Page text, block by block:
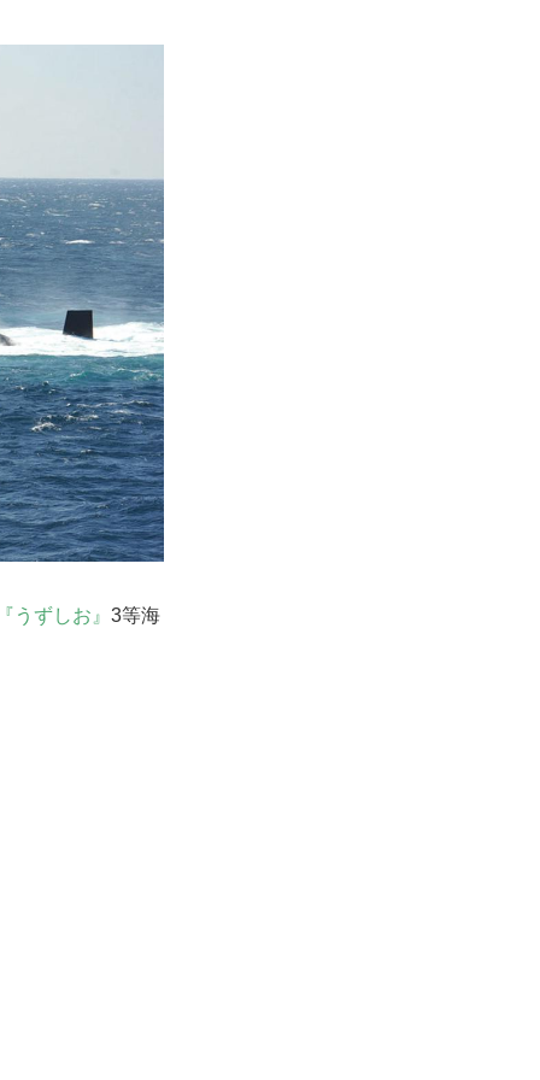
うずしお』 3等海